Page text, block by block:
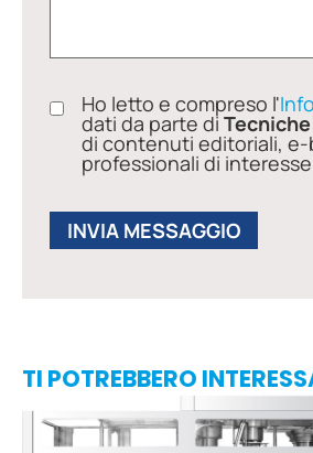
Ho letto e compreso l'
dati da parte di
di contenuti editoriali, e-
professionali di interesse
TI POTREBBERO